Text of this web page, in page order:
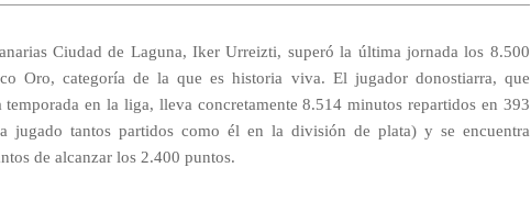
Ciudad de Laguna, Iker Urreizti, superó la última jornada los 8.500
Oro, categoría de la que es historia viva. El jugador donostiarra, que
temporada en la liga, lleva concretamente 8.514 minutos repartidos en 393
jugado tantos partidos como él en la división de plata) y se encuentra
de alcanzar los 2.400 puntos.